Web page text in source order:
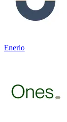
Enerio